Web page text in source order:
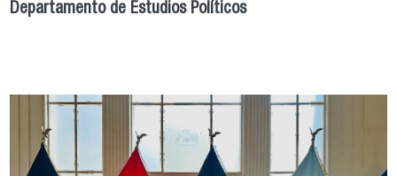
Departamento de Estudios Políticos